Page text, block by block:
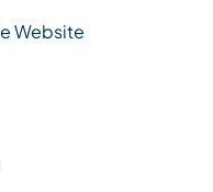
Website